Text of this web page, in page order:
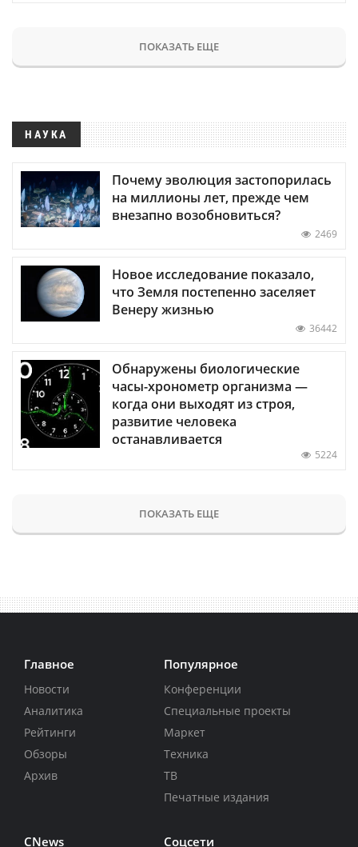
ПОКАЗАТЬ ЕЩЕ
НАУКА
Почему эволюция застопорилась
на миллионы лет, прежде чем
внезапно возобновиться?
2469
Новое исследование показало,
что Земля постепенно заселяет
Венеру жизнью
36442
Обнаружены биологические
часы-хронометр организма —
когда они выходят из строя,
развитие человека
останавливается
5224
ПОКАЗАТЬ ЕЩЕ
Главное
Новости
Аналитика
Рейтинги
Обзоры
Архив
Популярное
Конференции
Специальные проекты
Маркет
Техника
ТВ
Печатные издания
CNews Соцсети